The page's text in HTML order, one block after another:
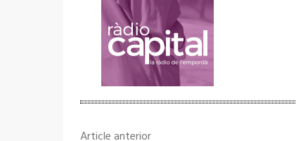
Article anterior